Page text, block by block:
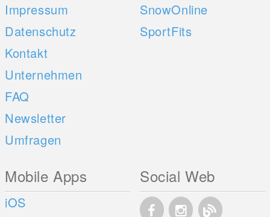
Impressum
Datenschutz
Kontakt
Unternehmen
FAQ
Newsletter
Umfragen
SnowOnline
SportFits
Mobile Apps
iOS
Social Web